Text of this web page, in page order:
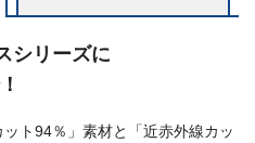
シリーズに
ト94％」素材と「近赤外線カッ